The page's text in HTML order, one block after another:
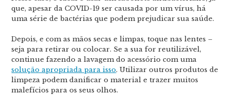
que, apesar da COVID-19 ser causada por um vírus, há
uma série de bactérias que podem prejudicar sua saúde.
Depois, e com as mãos secas e limpas, toque nas lentes –
seja para retirar ou colocar. Se a sua for reutilizável,
continue fazendo a lavagem do acessório com uma
solução apropriada para isso. Utilizar outros produtos de
limpeza podem danificar o material e trazer muitos
malefícios para os seus olhos.